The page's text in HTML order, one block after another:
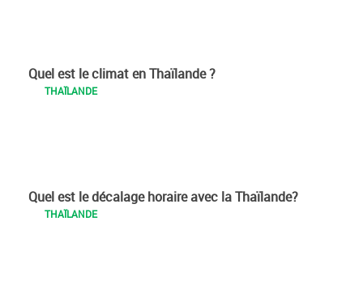
Quel est le climat en Thaïlande ?
THAÏLANDE
Quel est le décalage horaire avec la Thaïlande?
THAÏLANDE